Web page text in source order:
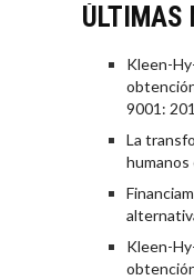
ÚLTIMAS
Kleen-
9001:
La
humanos
Kleen-